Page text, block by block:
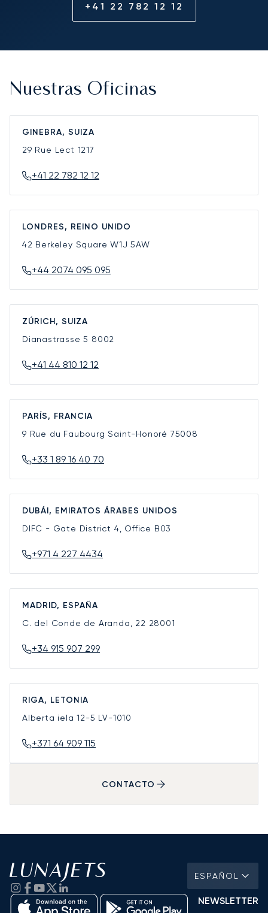
+41 22 782 12 12
Nuestras Oficinas
GINEBRA, SUIZA
29 Rue Lect 1217
+41 22 782 12 12
LONDRES, REINO UNIDO
42 Berkeley SquareW1J 5AW
+44 2074 095 095
ZÚRICH, SUIZA
Dianastrasse 5 8002
+41 44 810 12 12
PARÍS, FRANCIA
9 Rue du Faubourg Saint-Honoré 75008
+33 1 89 16 40 70
DUBÁI, EMIRATOS ÁRABES UNIDOS
DIFC - Gate District 4, Office B03
+971 4 227 4434
MADRID, ESPAÑA
C. del Conde de Aranda, 22 28001
+34 915 907 299
RIGA, LETONIA
Alberta iela 12-5 LV-1010
+371 64 909 115
CONTACTO
ESPAÑOL
NEWSLETTER